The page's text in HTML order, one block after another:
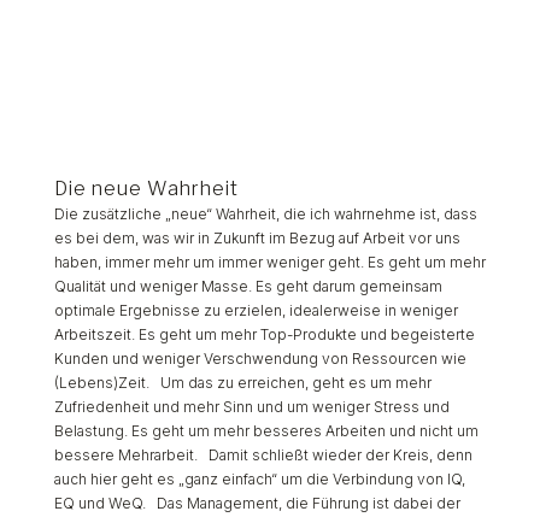
Die neue Wahrheit
Die zusätzliche „neue“ Wahrheit, die ich wahrnehme ist, dass
es bei dem, was wir in Zukunft im Bezug auf Arbeit vor uns
haben, immer mehr um immer weniger geht. Es geht um mehr
Qualität und weniger Masse. Es geht darum gemeinsam
optimale Ergebnisse zu erzielen, idealerweise in weniger
Arbeitszeit. Es geht um mehr Top-Produkte und begeisterte
Kunden und weniger Verschwendung von Ressourcen wie
(Lebens)Zeit. Um das zu erreichen, geht es um mehr
Zufriedenheit und mehr Sinn und um weniger Stress und
Belastung. Es geht um mehr besseres Arbeiten und nicht um
bessere Mehrarbeit. Damit schließt wieder der Kreis, denn
auch hier geht es „ganz einfach“ um die Verbindung von IQ,
EQ und WeQ. Das Management, die Führung ist dabei der